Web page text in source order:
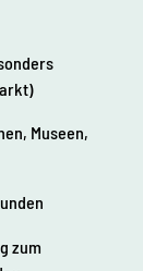
Museen,
zum